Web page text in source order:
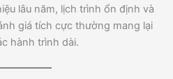
lâu năm, lịch trình ổn định và
giá tích cực thường mang lại
hành trình dài.